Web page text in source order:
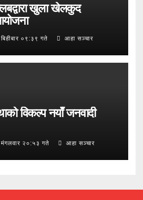
खुला खेलकुद
०९:३९ गते आहा सञ्चार
विकल्प नयाँ जनवादी
२०:५३ गते आहा सञ्चार